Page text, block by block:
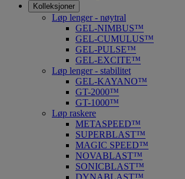
Kolleksjoner
Løp lenger - nøytral
GEL-NIMBUS™
GEL-CUMULUS™
GEL-PULSE™
GEL-EXCITE™
Løp lenger - stabilitet
GEL-KAYANO™
GT-2000™
GT-1000™
Løp raskere
METASPEED™
SUPERBLAST™
MAGIC SPEED™
NOVABLAST™
SONICBLAST™
DYNABLAST™